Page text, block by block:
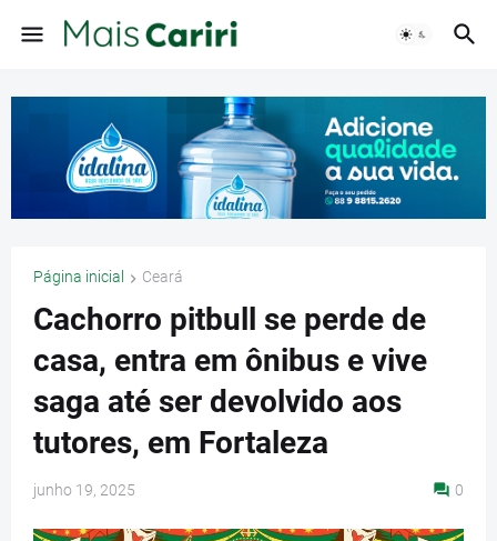
Página inicial Ceará
Cachorro pitbull se perde de
casa, entra em ônibus e vive
saga até ser devolvido aos
tutores, em Fortaleza
junho 19, 2025 0